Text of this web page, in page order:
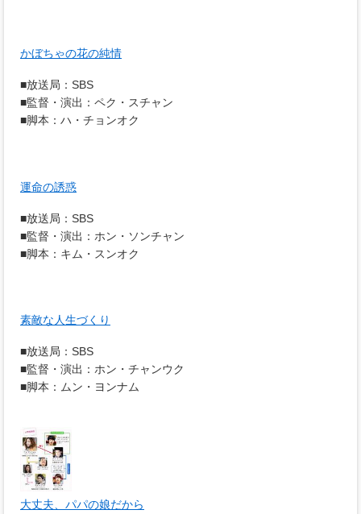
かぼちゃの花の純情
■放送局：SBS
■監督・演出：ペク・スチャン
■脚本：ハ・チョンオク
運命の誘惑
■放送局：SBS
■監督・演出：ホン・ソンチャン
■脚本：キム・スンオク
素敵な人生づくり
■放送局：SBS
■監督・演出：ホン・チャンウク
■脚本：ムン・ヨンナム
大丈夫、パパの娘だから